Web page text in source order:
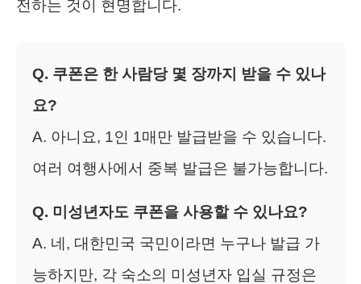
전하는 것이 현명합니다.
Q. 쿠폰은 한 사람당 몇 장까지 받을 수 있나
요?
A. 아니요, 1인 1매만 발급받을 수 있습니다.
여러 여행사에서 중복 발급은 불가능합니다.
Q. 미성년자도 쿠폰을 사용할 수 있나요?
A. 네, 대한민국 국민이라면 누구나 발급 가
능하지만, 각 숙소의 미성년자 입실 규정은